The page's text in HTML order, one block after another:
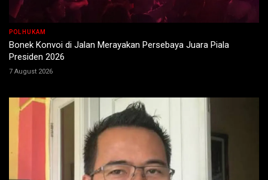
POLHUKAM
Bonek Konvoi di Jalan Merayakan Persebaya Juara Piala
Presiden 2026
7 August 2026